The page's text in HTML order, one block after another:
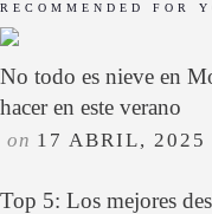
RECOMMENDED FOR
No todo es nieve en
hacer en este verano
on 17 ABRIL, 2025
Top 5: Los mejores